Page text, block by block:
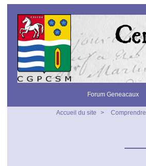
Forum Geneacaux
Accueil du site >